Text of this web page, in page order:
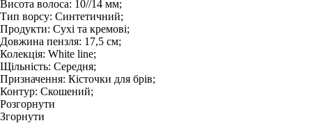
Висота волоса: 10//14 мм;
Тип ворсу: Синтетичний;
Продукти: Сухі та кремові;
Довжина пензля: 17,5 см;
Колекція: White line;
Щільність: Середня;
Призначення: Кісточки для брів;
Контур: Скошений;
Розгорнути
Згорнути